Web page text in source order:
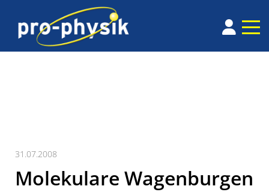
31.07.2008
Molekulare Wagenburgen